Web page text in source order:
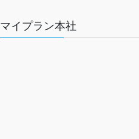
マイプラン本社